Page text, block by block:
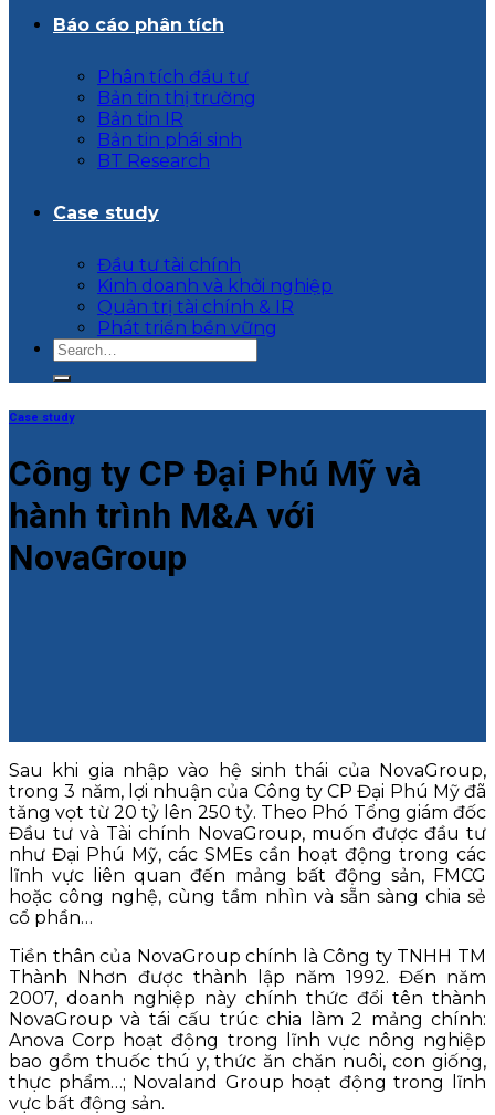
Báo cáo phân tích
Phân tích đầu tư
Bản tin thị trường
Bản tin IR
Bản tin phái sinh
BT Research
Case study
Đầu tư tài chính
Kinh doanh và khởi nghiệp
Quản trị tài chính & IR
Phát triển bền vững
Case study
Công ty CP Đại Phú Mỹ và
hành trình M&A với
NovaGroup
Sau khi gia nhập vào hệ sinh thái của NovaGroup,
trong 3 năm, lợi nhuận của Công ty CP Đại Phú Mỹ đã
tăng vọt từ 20 tỷ lên 250 tỷ. Theo Phó Tổng giám đốc
Đầu tư và Tài chính NovaGroup, muốn được đầu tư
như Đại Phú Mỹ, các SMEs cần hoạt động trong các
lĩnh vực liên quan đến mảng bất động sản, FMCG
hoặc công nghệ, cùng tầm nhìn và sẵn sàng chia sẻ
cổ phần…
Tiền thân của NovaGroup chính là Công ty TNHH TM
Thành Nhơn được thành lập năm 1992. Đến năm
2007, doanh nghiệp này chính thức đổi tên thành
NovaGroup và tái cấu trúc chia làm 2 mảng chính:
Anova Corp hoạt động trong lĩnh vực nông nghiệp
bao gồm thuốc thú y, thức ăn chăn nuôi, con giống,
thực phẩm…; Novaland Group hoạt động trong lĩnh
vực bất động sản.